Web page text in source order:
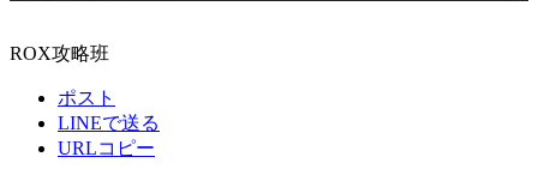
ROX攻略班
ポスト
LINEで送る
URLコピー